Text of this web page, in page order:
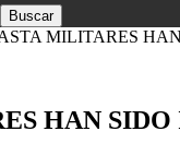
MILITARES
HAN